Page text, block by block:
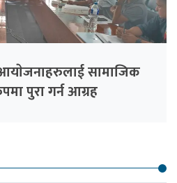
सामाजिक
पुरा गर्न आग्रह